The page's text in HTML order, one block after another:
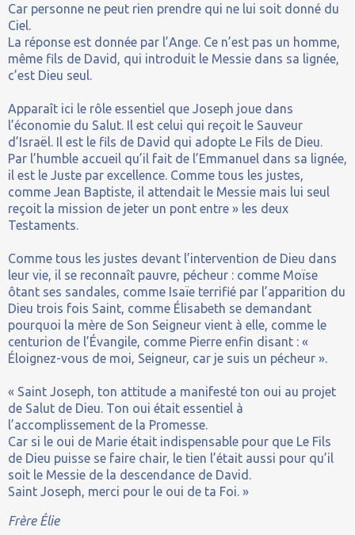
Car personne ne peut rien prendre qui ne lui soit donné du
Ciel.
La réponse est donnée par l’Ange. Ce n’est pas un homme,
même fils de David, qui introduit le Messie dans sa lignée,
c’est Dieu seul.
Apparaît ici le rôle essentiel que Joseph joue dans
l’économie du Salut. Il est celui qui reçoit le Sauveur
d’Israël. Il est le fils de David qui adopte Le Fils de Dieu.
Par l’humble accueil qu’il fait de l’Emmanuel dans sa lignée,
il est le Juste par excellence. Comme tous les justes,
comme Jean Baptiste, il attendait le Messie mais lui seul
reçoit la mission de jeter un pont entre » les deux
Testaments.
Comme tous les justes devant l’intervention de Dieu dans
leur vie, il se reconnaît pauvre, pécheur : comme Moïse
ôtant ses sandales, comme Isaïe terrifié par l’apparition du
Dieu trois fois Saint, comme Élisabeth se demandant
pourquoi la mère de Son Seigneur vient à elle, comme le
centurion de l’Évangile, comme Pierre enfin disant : «
Éloignez-vous de moi, Seigneur, car je suis un pécheur ».
« Saint Joseph, ton attitude a manifesté ton oui au projet
de Salut de Dieu. Ton oui était essentiel à
l’accomplissement de la Promesse.
Car si le oui de Marie était indispensable pour que Le Fils
de Dieu puisse se faire chair, le tien l’était aussi pour qu’il
soit le Messie de la descendance de David.
Saint Joseph, merci pour le oui de ta Foi. »
Frère Élie